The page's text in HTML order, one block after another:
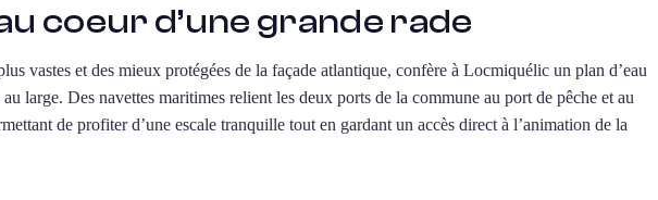
coeur d’une grande rade
vastes et des mieux protégées de la façade atlantique, confère à Locmiquélic un plan d’eau
large. Des navettes maritimes relient les deux ports de la commune au port de pêche et au
de profiter d’une escale tranquille tout en gardant un accès direct à l’animation de la